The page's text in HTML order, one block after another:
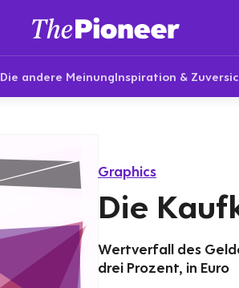
Die andere MeinungInspiration &
Graphics
Die
Wertverfall des
drei Prozent, in Euro